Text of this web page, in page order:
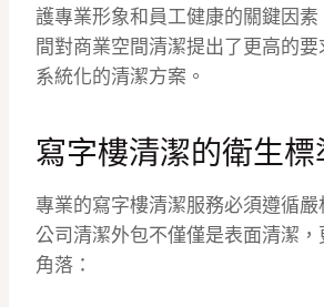
護專業形象和員工健康的關鍵因
間對商業空間清潔提出了更高的
系統化的清潔方案。
寫字樓清潔的衛生標
專業的寫字樓清潔服務必須遵循嚴
公司清潔外包不僅僅是表面清潔，
角落：